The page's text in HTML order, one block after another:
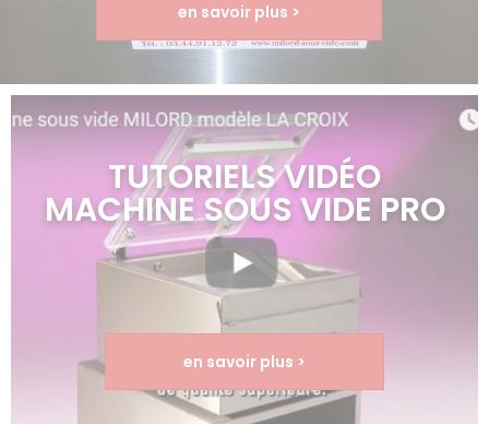
en savoir plus >
TUTORIELS VIDÉO
MACHINE SOUS VIDE PRO
en savoir plus >